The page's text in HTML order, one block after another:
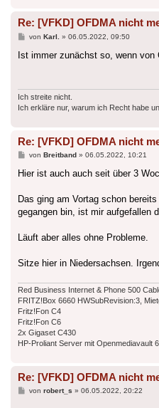
Re: [VFKD] OFDMA nicht
Beitrag
von Karl. » 06.05.2022, 09:50
Ist immer zunächst so, wenn von
Ich streite nicht.
Ich erkläre nur, warum ich Recht habe
Re: [VFKD] OFDMA nicht
Beitrag
von Breitband» 06.05.2022, 10:21
Hier ist auch auch seit über 3
Das ging am Vortag schon
gegangen bin, ist mir aufgefallen
Läuft aber alles ohne Probleme.
Sitze hier in Niedersachsen.
Red Business Internet & Phone 500
FRITZ!Box 6660 HWSubRevision:3,
Fritz!Fon C4
Fritz!Fon C6
2x Gigaset C430
HP-Proliant Server mit Openmediavault
Re: [VFKD] OFDMA nicht
Beitrag
von robert_s » 06.05.2022, 20:22